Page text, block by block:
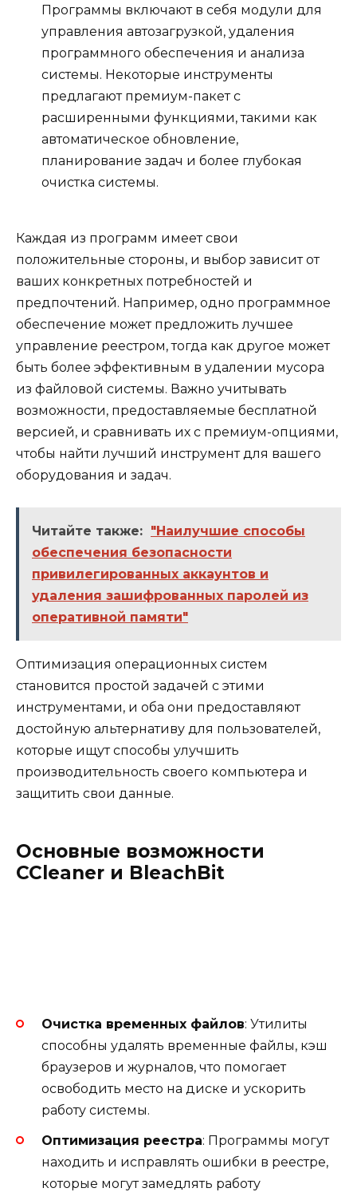
Программы включают в себя модули для
управления автозагрузкой, удаления
программного обеспечения и анализа
системы. Некоторые инструменты
предлагают премиум-пакет с
расширенными функциями, такими как
автоматическое обновление,
планирование задач и более глубокая
очистка системы.
Каждая из программ имеет свои
положительные стороны, и выбор зависит от
ваших конкретных потребностей и
предпочтений. Например, одно программное
обеспечение может предложить лучшее
управление реестром, тогда как другое может
быть более эффективным в удалении мусора
из файловой системы. Важно учитывать
возможности, предоставляемые бесплатной
версией, и сравнивать их с премиум-опциями,
чтобы найти лучший инструмент для вашего
оборудования и задач.
Читайте также: "Наилучшие способы
обеспечения безопасности
привилегированных аккаунтов и
удаления зашифрованных паролей из
оперативной памяти"
Оптимизация операционных систем
становится простой задачей с этими
инструментами, и оба они предоставляют
достойную альтернативу для пользователей,
которые ищут способы улучшить
производительность своего компьютера и
защитить свои данные.
Основные возможности
CCleaner и BleachBit
Очистка временных файлов: Утилиты
способны удалять временные файлы, кэш
браузеров и журналов, что помогает
освободить место на диске и ускорить
работу системы.
Оптимизация реестра: Программы могут
находить и исправлять ошибки в реестре,
которые могут замедлять работу